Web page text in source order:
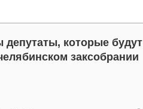
которые будут
заксобрании